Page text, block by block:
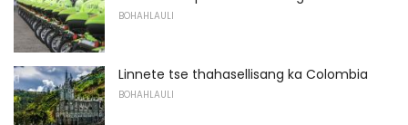
BOHAHLAULI
Linnete tse thahasellisang ka Colombia
BOHAHLAULI